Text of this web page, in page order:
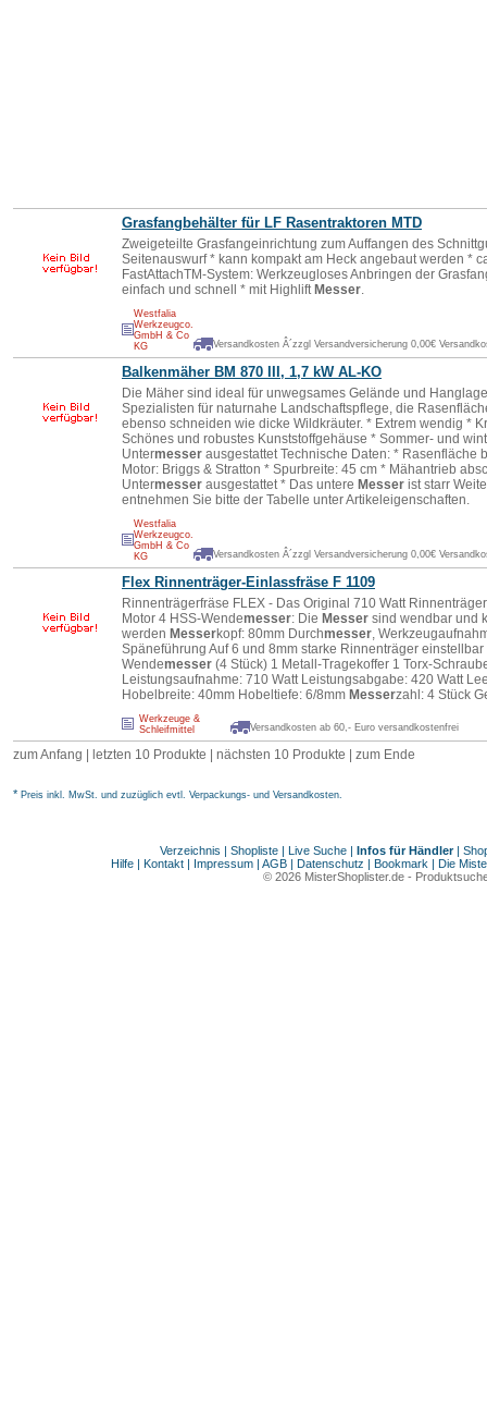
Grasfangbehälter für LF Rasentraktoren MTD
Zweigeteilte Grasfangeinrichtung zum Auffangen des
Seitenauswurf * kann kompakt am Heck angebaut werden *
FastAttachTM-System: Werkzeugloses Anbringen der
einfach und schnell * mit Highlift Messer.
Westfalia
Werkzeugco.
GmbH & Co
KG
Versandkosten Â´zzgl Versandversicherung 0,00€
Balkenmäher BM 870 III, 1,7 kW AL-KO
Die Mäher sind ideal für unwegsames Gelände und
Spezialisten für naturnahe Landschaftspflege, die
ebenso schneiden wie dicke Wildkräuter. * Extrem wendig *
Schönes und robustes Kunststoffgehäuse * Sommer- und
Untermesser ausgestattet Technische Daten: * Rasenfläche
Motor: Briggs & Stratton * Spurbreite: 45 cm * Mähantrieb
Untermesser ausgestattet * Das untere Messer ist starr
entnehmen Sie bitte der Tabelle unter Artikeleigenschaften.
Westfalia
Werkzeugco.
GmbH & Co
KG
Versandkosten Â´zzgl Versandversicherung 0,00€
Flex Rinnenträger-Einlassfräse F 1109
Rinnenträgerfräse FLEX - Das Original 710 Watt
Motor 4 HSS-Wendemesser: Die Messer sind wendbar und
werden Messerkopf: 80mm Durchmesser,
Späneführung Auf 6 und 8mm starke Rinnenträger
Wendemesser (4 Stück) 1 Metall-Tragekoffer 1 Torx-
Leistungsaufnahme: 710 Watt Leistungsabgabe: 420 Watt
Hobelbreite: 40mm Hobeltiefe: 6/8mm Messerzahl: 4 Stück
Werkzeuge &
Schleifmittel
Versandkosten ab 60,- Euro versandkostenfrei
zum Anfang letzten 10 Produkte | nächsten 10 Produkte | zum Ende
* Preis inkl. MwSt. und zuzüglich evtl. Verpackungs- und Versandkosten.
Verzeichnis | Shopliste| Live Suche| Infos für Händler|
Hilfe | Kontakt | Impressum | AGB | Datenschutz | Bookmark | Die
© 2026 MisterShoplister.de-